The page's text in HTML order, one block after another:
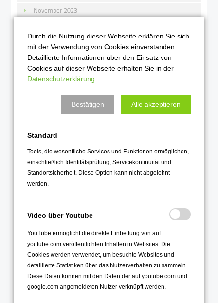
November 2023
September 2023
August 2023
Juli 2023
April 2023
März 2023
Januar 2023
November 2022
Oktober 2022
September 2022
August 2022
Juli 2022
Juni 2022
Durch die Nutzung dieser Webseite erklären Sie sich
mit der Verwendung von Cookies einverstanden.
Detaillierte Informationen über den Einsatz von
Cookies auf dieser Webseite erhalten Sie in der
Datenschutzerklärung
Bestätigen Alle akzeptieren
Standard
Tools, die wesentliche Services und Funktionen ermöglichen,
einschließlich Identitätsprüfung, Servicekontinuität und
Standortsicherheit. Diese Option kann nicht abgelehnt
werden.
Video über Youtube
YouTube ermöglicht die direkte Einbettung von auf
youtube.com veröffentlichten Inhalten in Websites. Die
Cookies werden verwendet, um besuchte Websites und
detaillierte Statistiken über das Nutzerverhalten zu sammeln.
Diese Daten können mit den Daten der auf youtube.com und
google.com angemeldeten Nutzer verknüpft werden.